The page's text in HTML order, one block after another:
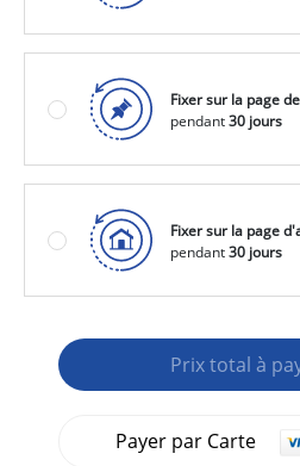
Fixer sur la page
pendant30 jours
Fixer sur la page
pendant30 jours
Prix total à
Payer par Carte